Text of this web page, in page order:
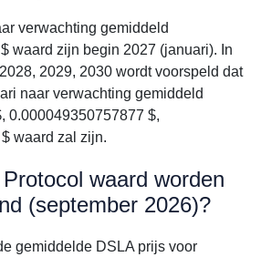
verwachting gemiddeld
waard zijn begin 2027 (januari). In
2029, 2030 wordt voorspeld dat
naar verwachting gemiddeld
0.000049350757877 $,
waard zal zijn.
waard worden
(september 2026)?
gemiddelde DSLA prijs voor